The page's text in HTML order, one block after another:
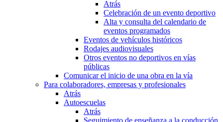
Atrás
Celebración de un evento deportivo
Alta y consulta del calendario de
eventos programados
Eventos de vehículos históricos
Rodajes audiovisuales
Otros eventos no deportivos en vías
públicas
Comunicar el inicio de una obra en la vía
Para colaboradores, empresas y profesionales
Atrás
Autoescuelas
Atrás